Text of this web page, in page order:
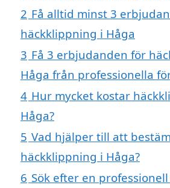
2 Få alltid minst 3
häckklippning i Håga
3 Få 3 erbjudanden för
Håga från professionella
4 Hur mycket kostar
Håga?
5 Vad hjälper till att
häckklippning i Håga?
6 Sök efter en